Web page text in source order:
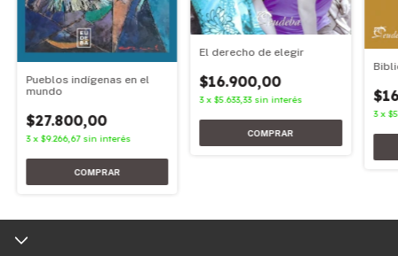
Pueblos indígenas en el
mundo
$27.800,00
3 x $9.266,67 sin interés
El derecho de elegir
$16.900,00
3 x$5.633,33 sin interés
3 x